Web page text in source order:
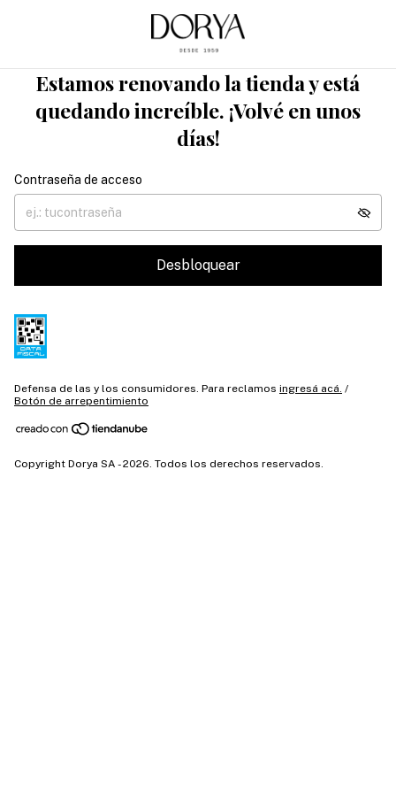
Estamos renovando la tienda y está
quedando increíble. ¡Volvé en unos
días!
Contraseña de acceso
Desbloquear
Defensa de las y los consumidores. Para reclamos ingresá acá. /
Botón de arrepentimiento
Copyright Dorya SA - 2026. Todos los derechos reservados.